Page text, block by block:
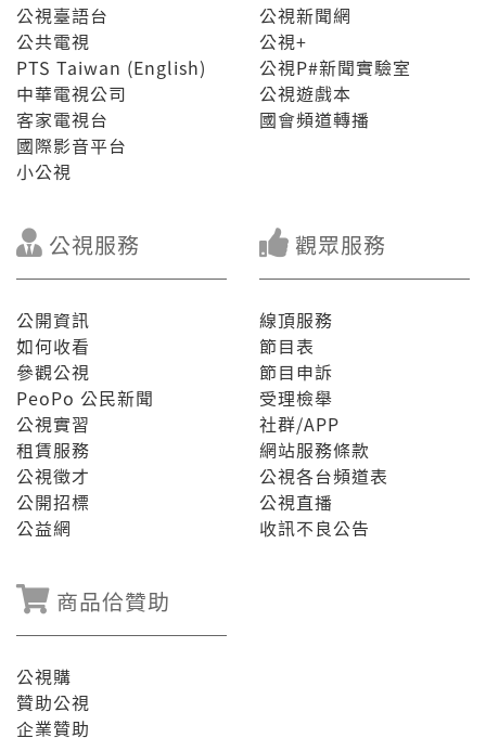
公視臺語台
公共電視
PTS Taiwan (English)
中華電視公司
客家電視台
國際影音平台
小公視
公視新聞網
公視+
公視P#新聞實驗室
公視遊戲本
國會頻道轉播
公視服務
公開資訊
如何收看
參觀公視
PeoPo 公民新聞
公視實習
租賃服務
公視徵才
公開招標
公益網
觀眾服務
線頂服務
節目表
節目申訴
受理檢舉
社群/APP
網站服務條款
公視各台頻道表
公視直播
收訊不良公告
商品佮贊助
公視購
贊助公視
企業贊助